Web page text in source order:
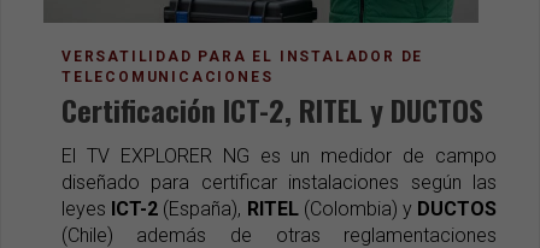
VERSATILIDAD PARA EL INSTALADOR DE
TELECOMUNICACIONES
Certificación ICT-2, RITEL y DUCTOS
El TV EXPLORER NG es un medidor de campo
diseñado para certificar instalaciones según las
leyes ICT-2 (España), RITEL(Colombia) y DUCTOS
(Chile) además de otras reglamentaciones